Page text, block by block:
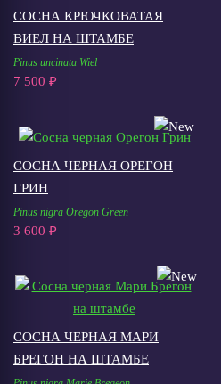
СОСНА КРЮЧКОВАТАЯ
ВИЕЛ НА ШТАМБЕ
Pinus uncinata Wiel
7 500 ₽
СОСНА ЧЕРНАЯ ОРЕГОН
ГРИН
Pinus nigra Oregon Green
3 600 ₽
СОСНА ЧЕРНАЯ МАРИ
БРЕГОН НА ШТАМБЕ